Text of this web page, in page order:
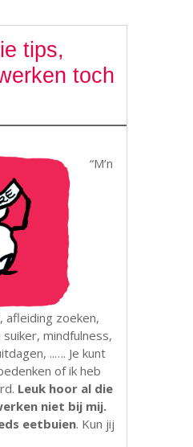
tips,
toch
“M’n
afleiding zoeken,
mindfulness,
..…. Je kunt
of ik heb
Leuk hoor al die
niet bij mij.
eetbuien. Kun jij